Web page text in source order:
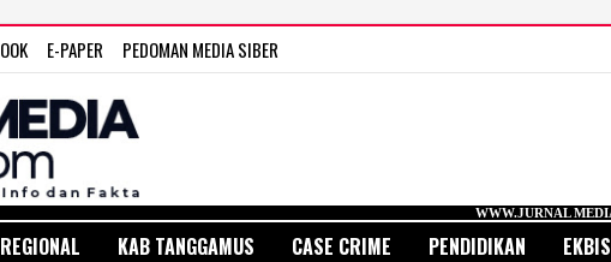
E-PAPER PEDOMAN MEDIA SIBER
WWW.JURNAL MEDIA INDONESIA.COM
REGIONAL KAB TANGGAMUS CASE CRIME PENDIDIKAN EKBIS